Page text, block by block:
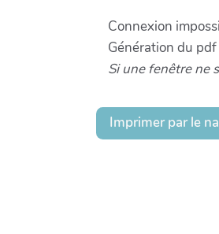
Connexion
Génération du
Si une fenêtre ne
Imprimer par le